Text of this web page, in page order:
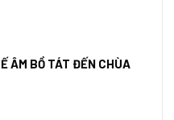
ÂM BỒ TÁT ĐẾN CHÙA